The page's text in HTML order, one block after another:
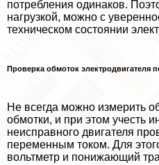
потрeбления одинаков.
нагрузкой, можно с
техническом состоянии
Проверка обмоток электродвигателя
Не всегда можно измерить
обмотки, и при этом учесть
неисправного двигателя
переменным током. Для
вольтметр и понижающий